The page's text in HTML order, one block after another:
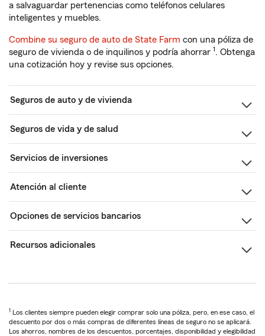
a salvaguardar pertenencias como teléfonos celulares
inteligentes y muebles.
Combine su seguro de auto de State Farm con una póliza de
seguro de vivienda o de inquilinos y podría ahorrar 1. Obtenga
una cotización hoy y revise sus opciones.
Seguros de auto y de vivienda
Seguros de vida y de salud
Servicios de inversiones
Atención al cliente
Opciones de servicios bancarios
Recursos adicionales
1 Los clientes siempre pueden elegir comprar solo una póliza, pero, en ese caso, el
descuento por dos o más compras de diferentes líneas de seguro no se aplicará.
Los ahorros, nombres de los descuentos, porcentajes, disponibilidad y elegibilidad